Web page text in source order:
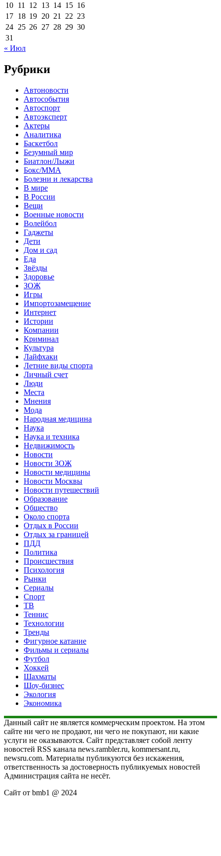
10 11 12 13 14 15 16
17 18 19 20 21 22 23
24 25 26 27 28 29 30
31
« Июл
Рубрики
Автоновости
Автособытия
Автоспорт
Автоэксперт
Актеры
Аналитика
Баскетбол
Безумный мир
Биатлон/Лыжи
Бокс/MMA
Болезни и лекарства
В мире
В России
Вещи
Военные новости
Волейбол
Гаджеты
Дети
Дом и сад
Еда
Звёзды
Здоровье
ЗОЖ
Игры
Импортозамещение
Интернет
Истории
Компании
Криминал
Культура
Лайфхаки
Летние виды спорта
Личный счет
Люди
Места
Мнения
Мода
Народная медицина
Наука
Наука и техника
Недвижимость
Новости
Новости ЗОЖ
Новости медицины
Новости Москвы
Новости путешествий
Образование
Общество
Около спорта
Отдых в России
Отдых за границей
ПДД
Политика
Происшествия
Психология
Рынки
Сериалы
Спорт
ТВ
Теннис
Технологии
Тренды
Фигурное катание
Фильмы и сериалы
Футбол
Хоккей
Шахматы
Шоу-бизнес
Экология
Экономика
Данный сайт не является коммерческим проектом. На этом
сайте ни чего не продают, ни чего не покупают, ни какие
услуги не оказываются. Сайт представляет собой ленту
новостей RSS канала news.rambler.ru, kommersant.ru,
newsru.com. Материалы публикуются без искажения,
ответственность за достоверность публикуемых новостей
Администрация сайта не несёт.
Сайт от bmb1 @ 2024